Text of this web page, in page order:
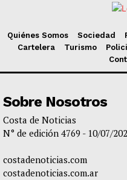
Quiénes Somos Sociedad
Cartelera
Turismo
Sobre Nosotros
Costa de Noticias
N° de edición 4769 - 10/07/
costadenoticias.com
costadenoticias.com.ar